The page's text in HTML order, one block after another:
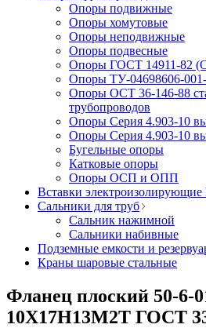
Опоры подвижные
Опоры хомутовые
Опоры неподвижные
Опоры подвесные
Опоры ГОСТ 14911-82
Опоры ТУ-04698606-
Опоры ОСТ 36-146-88
трубопроводов
Опоры Серия 4.903-10
Опоры Серия 4.903-10
Бугельные опоры
Катковые опоры
Опоры ОСП и ОПП
Вставки
Сальники для труб
Сальник нажимной
Сальники набивные
Подземные емкости и
Краны шаровые стальные
Фланец плоский 50-6-
10Х17Н13М2Т ГОСТ